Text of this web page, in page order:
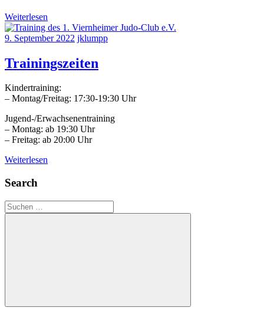
Weiterlesen
9. September 2022 jklumpp
Trainingszeiten
Kindertraining:
– Montag/Freitag: 17:30-19:30 Uhr
Jugend-/Erwachsenentraining
– Montag: ab 19:30 Uhr
– Freitag: ab 20:00 Uhr
Weiterlesen
Search
Suchen
nach:
Suchen